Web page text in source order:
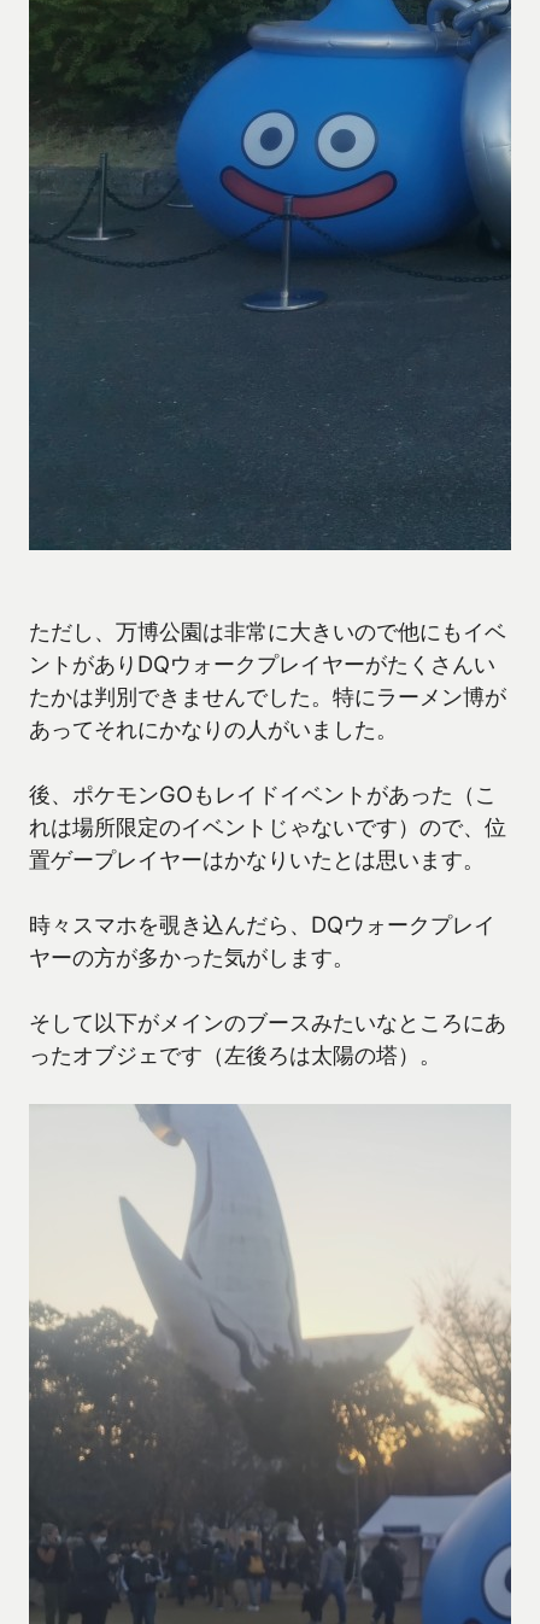
ただし、万博公園は非常に大きいので他にもイベ
ントがありDQウォークプレイヤーがたくさんい
たかは判別できませんでした。特にラーメン博が
あってそれにかなりの人がいました。
後、ポケモンGOもレイドイベントがあった（こ
れは場所限定のイベントじゃないです）ので、位
置ゲープレイヤーはかなりいたとは思います。
時々スマホを覗き込んだら、DQウォークプレイ
ヤーの方が多かった気がします。
そして以下がメインのブースみたいなところにあ
ったオブジェです（左後ろは太陽の塔）。